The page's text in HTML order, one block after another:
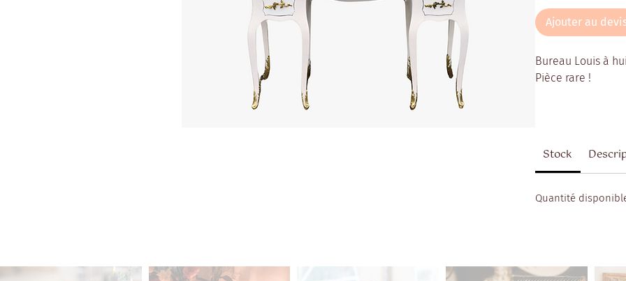
Ajouter au
Bureau Louis à
Pièce rare !
Stock
Quantité